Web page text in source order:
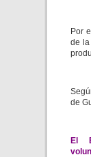
Por
de la
de
El